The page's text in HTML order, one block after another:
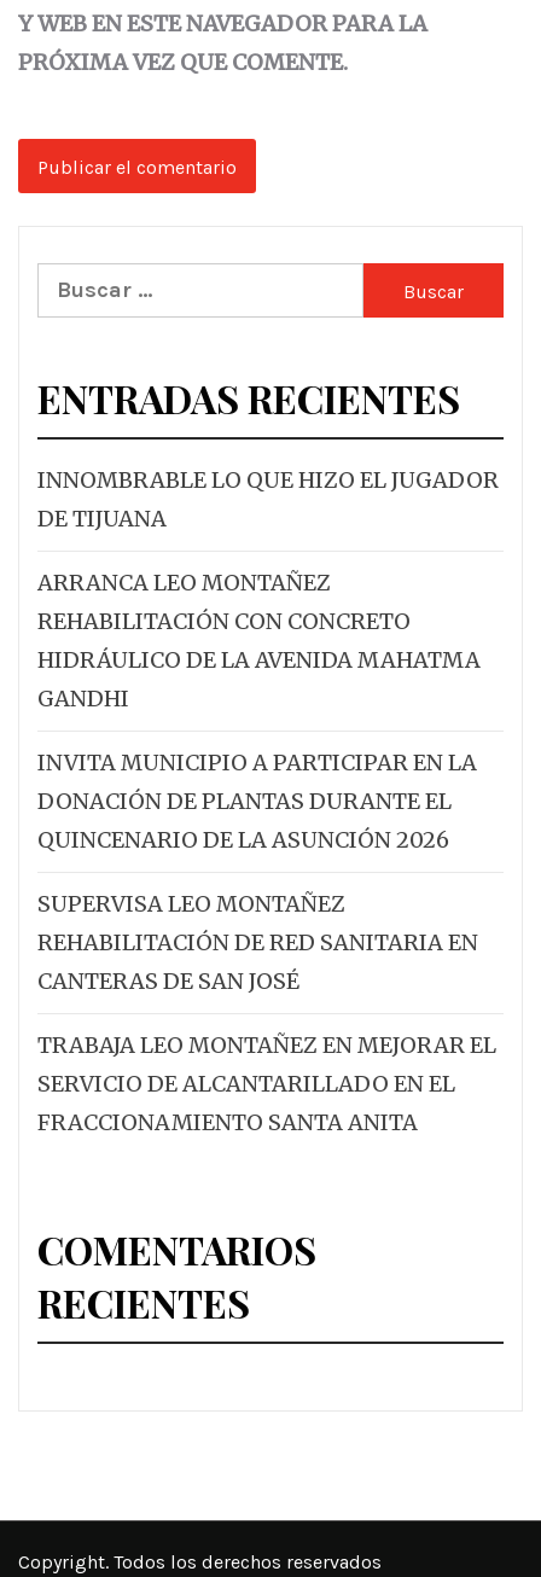
Y WEB EN ESTE NAVEGADOR PARA LA
PRÓXIMA VEZ QUE COMENTE.
Buscar:
ENTRADAS RECIENTES
INNOMBRABLE LO QUE HIZO EL JUGADOR
DE TIJUANA
ARRANCA LEO MONTAÑEZ
REHABILITACIÓN CON CONCRETO
HIDRÁULICO DE LA AVENIDA MAHATMA
GANDHI
INVITA MUNICIPIO A PARTICIPAR EN LA
DONACIÓN DE PLANTAS DURANTE EL
QUINCENARIO DE LA ASUNCIÓN 2026
SUPERVISA LEO MONTAÑEZ
REHABILITACIÓN DE RED SANITARIA EN
CANTERAS DE SAN JOSÉ
TRABAJA LEO MONTAÑEZ EN MEJORAR EL
SERVICIO DE ALCANTARILLADO EN EL
FRACCIONAMIENTO SANTA ANITA
COMENTARIOS
RECIENTES
Copyright. Todos los derechos reservados